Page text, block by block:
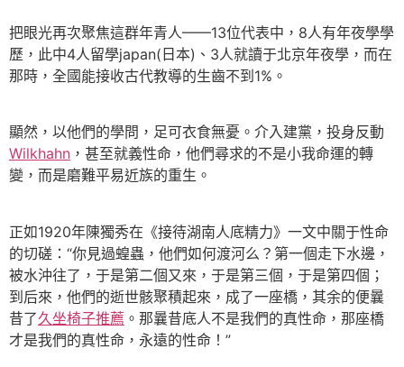
把眼光再次聚焦這群年青人——13位代表中，8人有年夜學學
歷，此中4人留學japan(日本)、3人就讀于北京年夜學，而在
那時，全國能接收古代教導的生齒不到1%。
顯然，以他們的學問，足可衣食無憂。介入建黨，投身反動
Wilkhahn ，甚至就義性命，他們尋求的不是小我命運的轉
變，而是磨難平易近族的重生。
正如1920年陳獨秀在《接待湖南人底精力》一文中關于性命
的切磋：“你見過蝗蟲，他們如何渡河么？第一個走下水邊，
被水沖往了，于是第二個又來，于是第三個，于是第四個；
到后來，他們的逝世骸聚積起來，成了一座橋，其余的便曩
昔了久坐椅子推薦 。那曩昔底人不是我們的真性命，那座橋
才是我們的真性命，永遠的性命！”